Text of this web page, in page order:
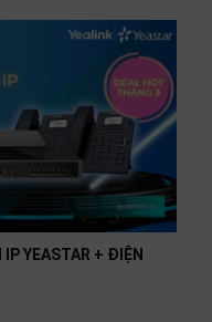
YEASTAR + ĐIỆN